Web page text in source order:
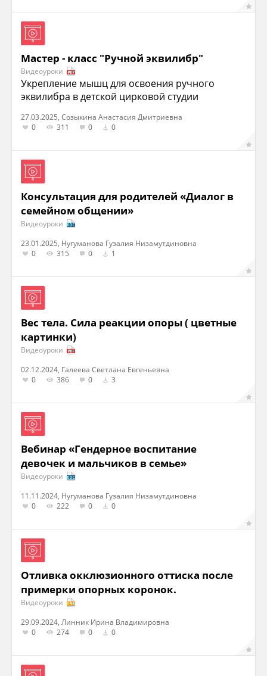
Мастер - класс "Ручной эквилибр"
Видеоуроки
Укрепление мышц для освоения ручного
эквилибра в детской цирковой студии
27.03.2025, Созыкина Анастасия Дмитриевна
0
311 0 0
Консультация для родителей «Диалог в
семейном общении»
Видеоуроки
23.01.2025, Нугуманова Гузалия Низамутдиновна
0
315 0 1
Вес тела. Сила реакции опоры ( цветные
картинки)
Видеоуроки
02.12.2024, Галеева Светлана Евгеньевна
0
386 0 3
Вебинар «Гендерное воспитание
девочек и мальчиков в семье»
Видеоуроки
11.11.2024, Нугуманова Гузалия Низамутдиновна
0
222 0 0
Отливка окклюзионного оттиска после
примерки опорных коронок.
Видеоуроки
29.09.2024, Линник Ирина Владимировна
0
274 0 0